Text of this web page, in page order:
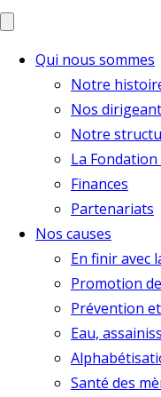
Qui nous sommes
Notre
Nos
Notre
La
Finances
Partenariats
Nos causes
En finir avec
Promotion
Prévention
Eau,
Santé des